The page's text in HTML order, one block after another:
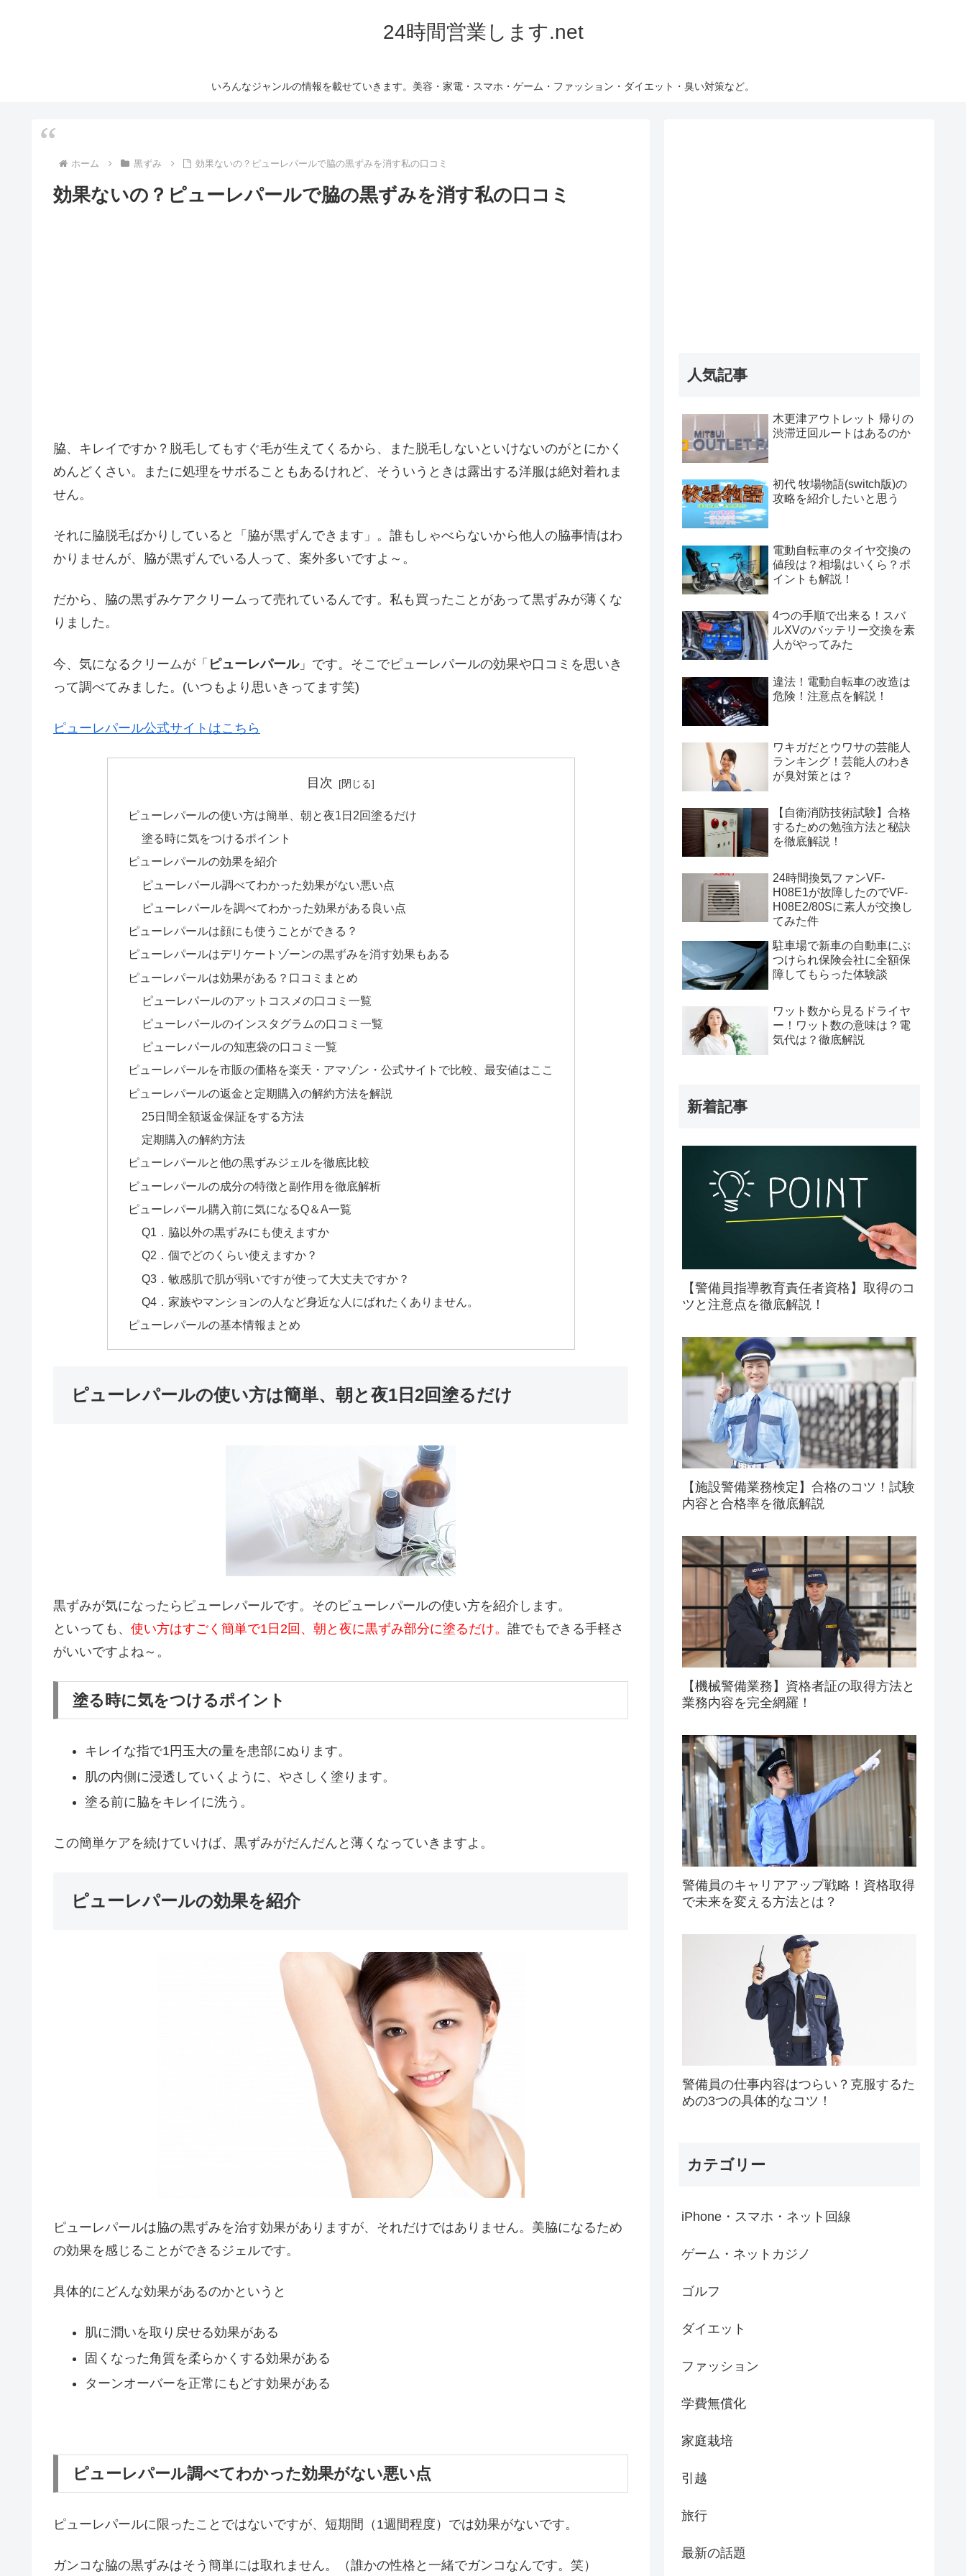
24時間営業します.net
いろんなジャンルの情報を載せていきます。美容・家電・スマホ・ゲーム・ファッション・ダイエット・臭い対策など。
ホーム 黒ずみ 効果ないの？ピューレパールで脇の黒ずみを消す私の口コミ
効果ないの？ピューレパールで脇の黒ずみを消す私の口コミ
脇、キレイですか？脱毛してもすぐ毛が生えてくるから、また脱毛しないといけないのがとにかく
めんどくさい。またに処理をサボることもあるけれど、そういうときは露出する洋服は絶対着れま
せん。
それに脇脱毛ばかりしていると「脇が黒ずんできます」。誰もしゃべらないから他人の脇事情はわ
かりませんが、脇が黒ずんでいる人って、案外多いですよ～。
だから、脇の黒ずみケアクリームって売れているんです。私も買ったことがあって黒ずみが薄くな
りました。
今、気になるクリームが「 ピューレパール」です。そこでピューレパールの効果や口コミを思いき
って調べてみました。(いつもより思いきってます笑)
ピューレパール公式サイトはこちら
目次
ピューレパールの使い方は簡単、朝と夜1日2回塗るだけ
塗る時に気をつけるポイント
ピューレパールの効果を紹介
ピューレパール調べてわかった効果がない悪い点
ピューレパールを調べてわかった効果がある良い点
ピューレパールは顔にも使うことができる？
ピューレパールはデリケートゾーンの黒ずみを消す効果もある
ピューレパールは効果がある？口コミまとめ
ピューレパールのアットコスメの口コミ一覧
ピューレパールのインスタグラムの口コミ一覧
ピューレパールの知恵袋の口コミ一覧
ピューレパールを市販の価格を楽天・アマゾン・公式サイトで比較、最安値はここ
ピューレパールの返金と定期購入の解約方法を解説
25日間全額返金保証をする方法
定期購入の解約方法
ピューレパールと他の黒ずみジェルを徹底比較
ピューレパールの成分の特徴と副作用を徹底解析
ピューレパール購入前に気になるQ＆A一覧
Q1．脇以外の黒ずみにも使えますか
Q2．個でどのくらい使えますか？
Q3．敏感肌で肌が弱いですが使って大丈夫ですか？
Q4．家族やマンションの人など身近な人にばれたくありません。
ピューレパールの基本情報まとめ
ピューレパールの使い方は簡単、朝と夜1日2回塗るだけ
黒ずみが気になったらピューレパールです。そのピューレパールの使い方を紹介します。
といっても、 使い方はすごく簡単で1日2回、朝と夜に黒ずみ部分に塗るだけ。 誰でもできる手軽さ
がいいですよね～。
塗る時に気をつけるポイント
キレイな指で1円玉大の量を患部にぬります。
肌の内側に浸透していくように、やさしく塗ります。
塗る前に脇をキレイに洗う。
この簡単ケアを続けていけば、黒ずみがだんだんと薄くなっていきますよ。
ピューレパールの効果を紹介
ピューレパールは脇の黒ずみを治す効果がありますが、それだけではありません。美脇になるため
の効果を感じることができるジェルです。
具体的にどんな効果があるのかというと
肌に潤いを取り戻せる効果がある
固くなった角質を柔らかくする効果がある
ターンオーバーを正常にもどす効果がある
ピューレパール調べてわかった効果がない悪い点
ピューレパールに限ったことではないですが、短期間（1週間程度）では効果がないです。
ガンコな脇の黒ずみはそう簡単には取れません。（誰かの性格と一緒でガンコなんです。笑）
人気記事
木更津アウトレット 帰りの
渋滞迂回ルートはあるのか
初代 牧場物語(switch版)の
攻略を紹介したいと思う
電動自転車のタイヤ交換の
値段は？相場はいくら？ポ
イントも解説！
4つの手順で出来る！スバ
ルXVのバッテリー交換を素
人がやってみた
違法！電動自転車の改造は
危険！注意点を解説！
ワキガだとウワサの芸能人
ランキング！芸能人のわき
が臭対策とは？
【自衛消防技術試験】合格
するための勉強方法と秘訣
を徹底解説！
24時間換気ファンVF-
H08E1が故障したのでVF-
H08E2/80Sに素人が交換し
てみた件
駐車場で新車の自動車にぶ
つけられ保険会社に全額保
障してもらった体験談
ワット数から見るドライヤ
ー！ワット数の意味は？電
気代は？徹底解説
新着記事
【警備員指導教育責任者資格】取得のコ
ツと注意点を徹底解説！
【施設警備業務検定】合格のコツ！試験
内容と合格率を徹底解説
【機械警備業務】資格者証の取得方法と
業務内容を完全網羅！
警備員のキャリアアップ戦略！資格取得
で未来を変える方法とは？
警備員の仕事内容はつらい？克服するた
めの3つの具体的なコツ！
カテゴリー
iPhone・スマホ・ネット回線
ゲーム・ネットカジノ
ゴルフ
ダイエット
ファッション
学費無償化
家庭栽培
引越
旅行
最新の話題